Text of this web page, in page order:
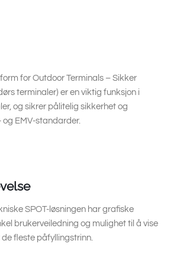
for Outdoor Terminals – Sikker
terminaler) er en viktig funksjon i
og sikrer pålitelig sikkerhet og
EMV-standarder.
SPOT-løsningen har grafiske
brukerveiledning og mulighet til å vise
fleste påfyllingstrinn.